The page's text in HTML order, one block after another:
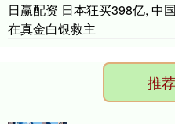
日赢配资 日本狂买398亿, 中
在真金白银救主
推